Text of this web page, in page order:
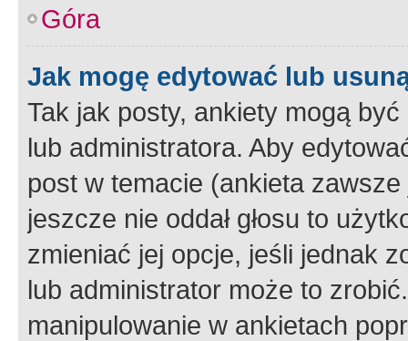
Góra
Jak mogę edytować lub
Tak jak posty, ankiety mogą
lub administratora. Aby
post w temacie (ankieta
jeszcze nie oddał głosu to
zmieniać jej opcje, jeśli jednak
lub administrator może to
manipulowanie w ankietach